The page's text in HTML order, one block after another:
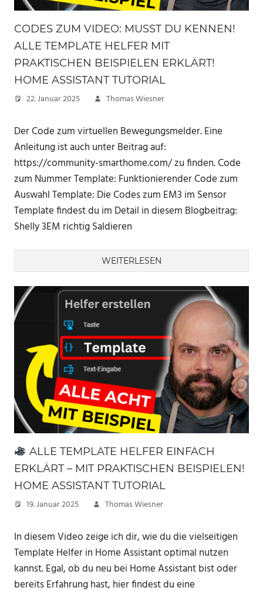
CODES ZUM VIDEO: MUSST DU KENNEN!
ALLE TEMPLATE HELFER MIT
PRAKTISCHEN BEISPIELEN ERKLÄRT!
HOME ASSISTANT TUTORIAL
22. Januar 2025 Thomas Wiesner
Der Code zum virtuellen Bewegungsmelder. Eine
Anleitung ist auch unter Beitrag auf:
https://community-smarthome.com/ zu finden. Code
zum Nummer Template: Funktionierender Code zum
Auswahl Template: Die Codes zum EM3 im Sensor
Template findest du im Detail in diesem Blogbeitrag:
Shelly 3EM richtig Saldieren
WEITERLESEN
ALLE TEMPLATE HELFER EINFACH
ERKLÄRT – MIT PRAKTISCHEN BEISPIELEN!
HOME ASSISTANT TUTORIAL
19. Januar 2025 Thomas Wiesner
In diesem Video zeige ich dir, wie du die vielseitigen
Template Helfer in Home Assistant optimal nutzen
kannst. Egal, ob du neu bei Home Assistant bist oder
bereits Erfahrung hast, hier findest du eine